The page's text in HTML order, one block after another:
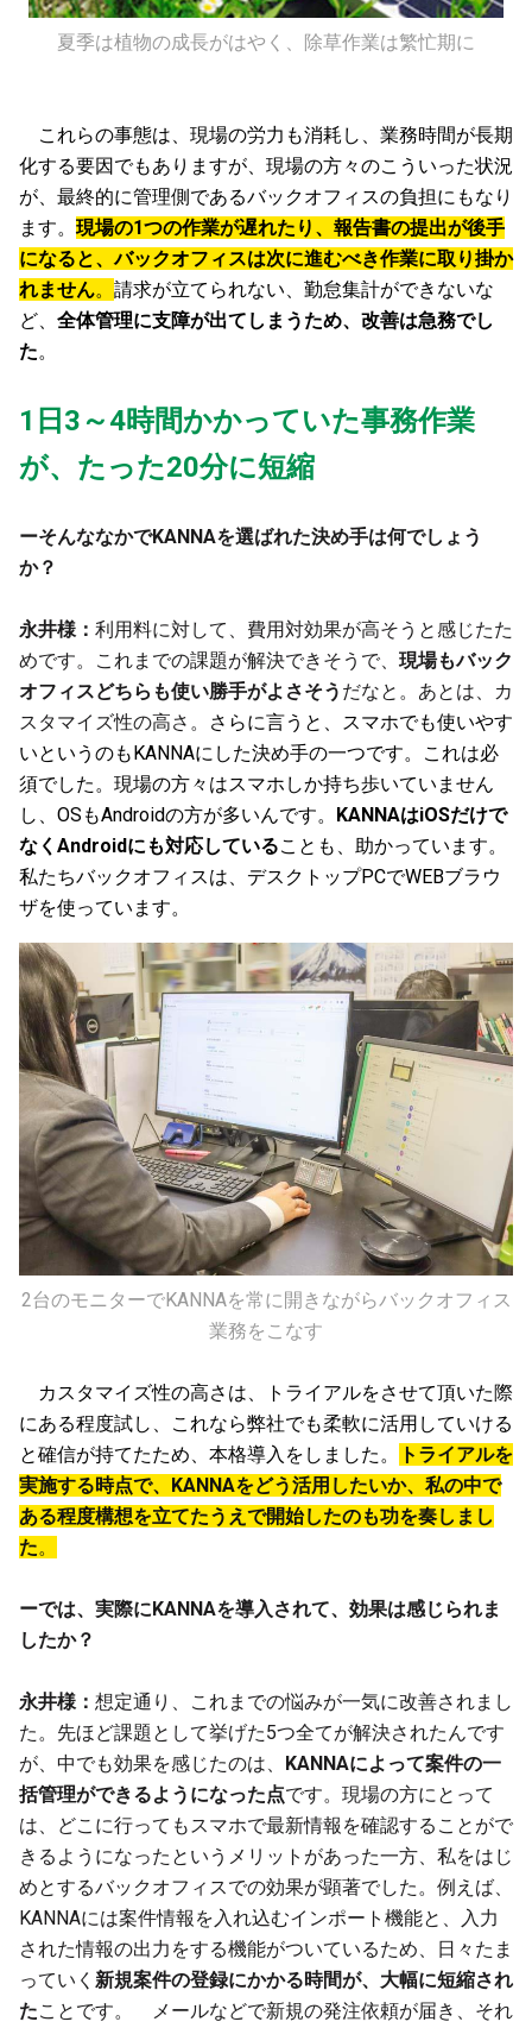
夏季は植物の成長がはやく、除草作業は繁忙期に
これらの事態は、現場の労力も消耗し、業務時間が長期
化する要因でもありますが、現場の方々のこういった状況
が、最終的に管理側であるバックオフィスの負担にもなり
ます。 現場の1つの作業が遅れたり、報告書の提出が後手
になると、バックオフィスは次に進むべき作業に取り掛か
れません。 請求が立てられない、勤怠集計ができないな
ど、 全体管理に支障が出てしまうため、改善は急務でし
た。
1日3～4時間かかっていた事務作業
が、たった20分に短縮
ーそんななかでKANNAを選ばれた決め手は何でしょう
か？
永井様： 利用料に対して、費用対効果が高そうと感じたた
めです。これまでの課題が解決できそうで、 現場もバック
オフィスどちらも使い勝手がよさそう だなと。あとは、カ
スタマイズ性の高さ。
さらに言うと、スマホでも使いやす
いというのもKANNAにした決め手の一つです。これは必
須でした。現場の方々はスマホしか持ち歩いていません
し、OSもAndroidの方が多いんです。
KANNAはiOSだけで
なくAndroidにも対応していることも、助かっています。
私たちバックオフィスは、デスクトップPCでWEBブラウ
ザを使っています。
2台のモニターでKANNAを常に開きながらバックオフィス
業務をこなす
カスタマイズ性の高さは、トライアルをさせて頂いた際
にある程度試し、これなら弊社でも柔軟に活用していける
と確信が持てたため、本格導入をしました。
トライアルを
実施する時点で、KANNAをどう活用したいか、私の中で
ある程度構想を立てたうえで開始したのも功を奏しまし
た。
ーでは、実際にKANNAを導入されて、効果は感じられま
したか？
永井様： 想定通り、これまでの悩みが一気に改善されまし
た。先ほど課題として挙げた5つ全てが解決されたんです
が、中でも効果を感じたのは、 KANNAによって案件の一
括管理ができるようになった点です。現場の方にとって
は、どこに行ってもスマホで最新情報を確認することがで
きるようになったというメリットがあった一方、私をはじ
めとするバックオフィスでの効果が顕著でした。例えば、
KANNAには案件情報を入れ込むインポート機能と、入力
された情報の出力をする機能がついているため、日々たま
っていく 新規案件の登録にかかる時間が、大幅に短縮され
たことです。 メールなどで新規の発注依頼が届き、それ